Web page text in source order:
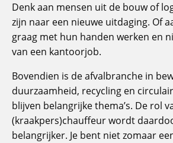
Denk aan mensen uit de bouw of
zijn naar een nieuwe uitdaging. Of
graag met hun handen werken en
van een kantoorjob.
Bovendien is de afvalbranche in
duurzaamheid, recycling en
blijven belangrijke thema’s. De rol
(kraakpers)chauffeur wordt
belangrijker. Je bent niet zomaar